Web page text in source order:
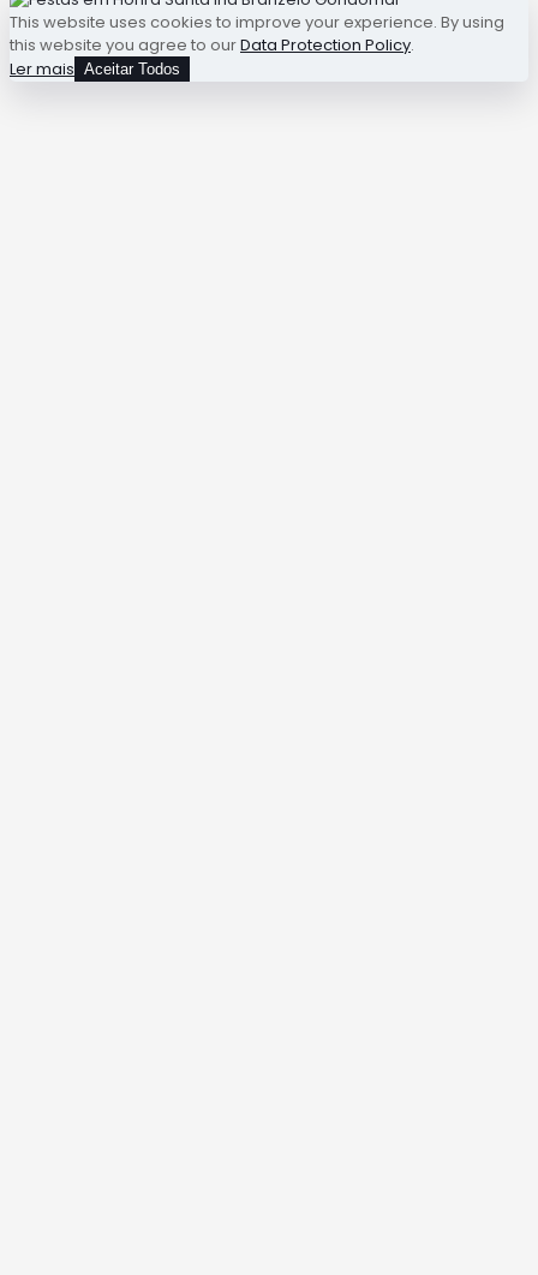
This website uses cookies to improve your experience. By using
this website you agree to ourData Protection Policy.
Ler mais Aceitar Todos